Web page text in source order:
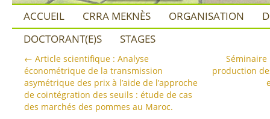
ACCUEIL CRRA MEKNÈS ORGANISATION
DOCTORANT(E)S
STAGES
← Article scientifique : Analyse
économétrique de la transmission
asymétrique des prix à l’aide de l’approche
de cointégration des seuils : étude de cas
des marchés des pommes au Maroc.
production